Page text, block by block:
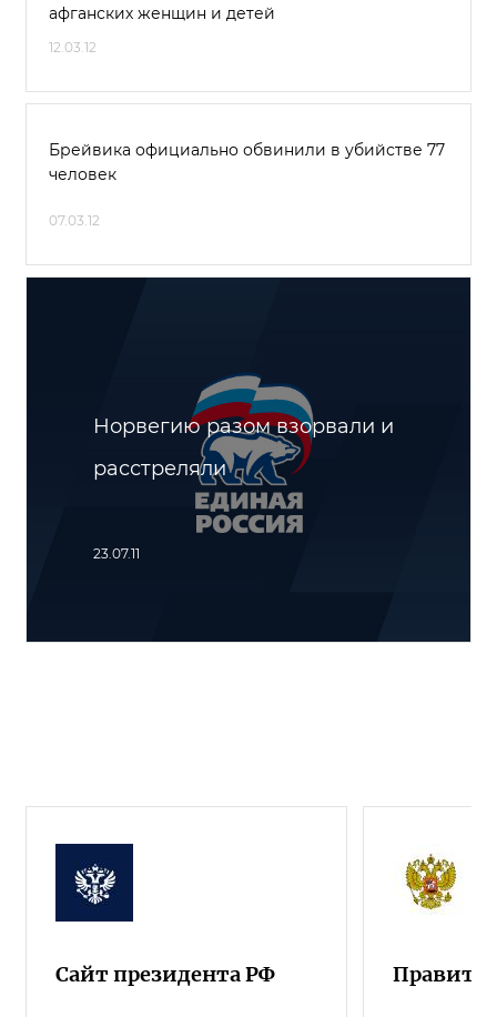
афганских женщин и детей
12.03.12
Брейвика официально обвинили в убийстве 77
человек
07.03.12
Норвегию разом взорвали и
расстреляли
23.07.11
Сайт президента РФ